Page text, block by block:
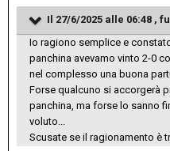
Il 27/6/2025 alle 06:48 ,
Io ragiono semplice e
panchina avevamo vinto 2-0
nel complesso una buona
Forse qualcuno si accorgerà
panchina, ma forse lo sanno
voluto...
Scusate se il ragionamento è